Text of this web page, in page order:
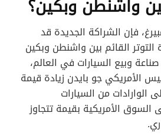
واشنطن وبكين؟
فإن الشراكة الجديدة قد
القائم بين واشنطن وبكين
وبيع السيارات في العالم،
الأمريكي جو بايدن زيادة قيمة
الوارادات من السيارات
السوق الأمريكية بقيمة تتجاوز